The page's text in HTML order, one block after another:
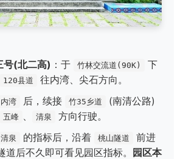
号(北二高) ：于 竹林交流道(90K)
下
120县道
往内湾、尖石方向。
内湾 后，续接 竹35乡道
(南清公路)
五峰 清泉
方向行驶。
清泉 的指标后，沿着 桃山隧道
前进
道后不久即可看见园区指标。 园区本